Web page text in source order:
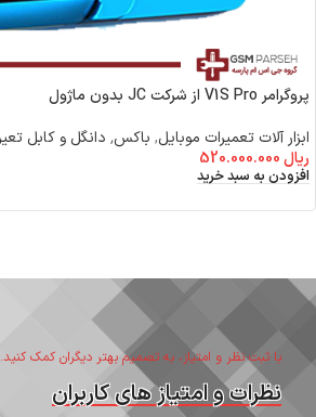
پروگرامر V1S Pro از شرکت JC بدون ماژول
ابزار آلات تعمیرات موبایل, باکس٬ دانگل و کابل تعیرات موبایل
ریال
افزودن به سبد خرید
با ثبت نظر و امتیاز، به تصمیم بهتر دیگران کمک کنید.
نظرات و امتیاز های کاربران